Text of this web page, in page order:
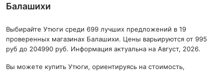
Балашихи
Выбирайте Утюги среди 699 лучших предложений в 19
проверенных магазинах Балашихи. Цены варьируются от 995
руб до 204990 руб. Информация актуальна на Август, 2026.
Вы можете купить Утюги, ориентируясь на стоимость,